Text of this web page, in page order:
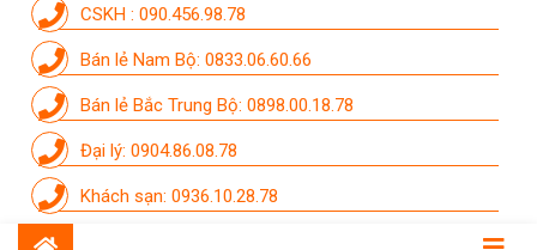
CSKH : 090.456.98.78
Bán lẻ Nam Bộ: 0833.06.60.66
Bán lẻ Bắc Trung Bộ: 0898.00.18.78
Đại lý: 0904.86.08.78
Khách sạn: 0936.10.28.78
DỊCH VỤ
CẨM NANG
THÀNH VIÊN PROCAFFE
KHUYẾN MÃI
SỰ KIỆN THƯƠNG HIỆU
LIÊN HỆ